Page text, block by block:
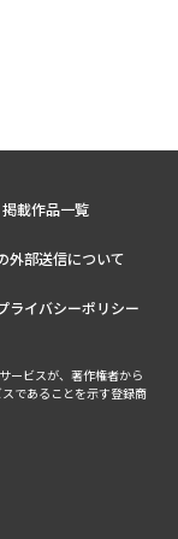
掲載作品一覧
外部送信について
ライバシーポリシー
ービスが、著作権者から
であることを示す登録商